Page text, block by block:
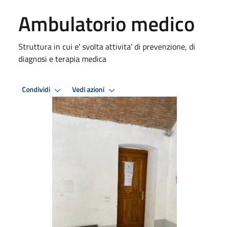
Ambulatorio medico
Struttura in cui e' svolta attivita' di prevenzione, di
diagnosi e terapia medica
Condividi Vedi azioni